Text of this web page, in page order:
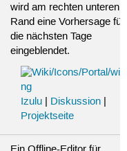
wird am rechten unteren
Rand eine Vorhersage für
die nächsten Tage
eingeblendet.
Izulu Diskussion
Projektseite